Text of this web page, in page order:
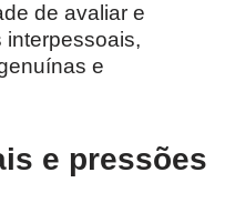
de avaliar e
interpessoais,
e
e pressões